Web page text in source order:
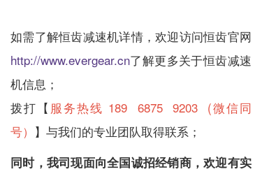
如需了解恒齿减速机详情，欢迎访问恒齿官网
http://www.evergear.cn了解更多关于恒齿减速
机信息；
拨打【 服务热线 189 6875 9203 (微信同
号） 】与我们的专业团队取得联系；
同时，我司现面向全国诚招经销商，欢迎有实